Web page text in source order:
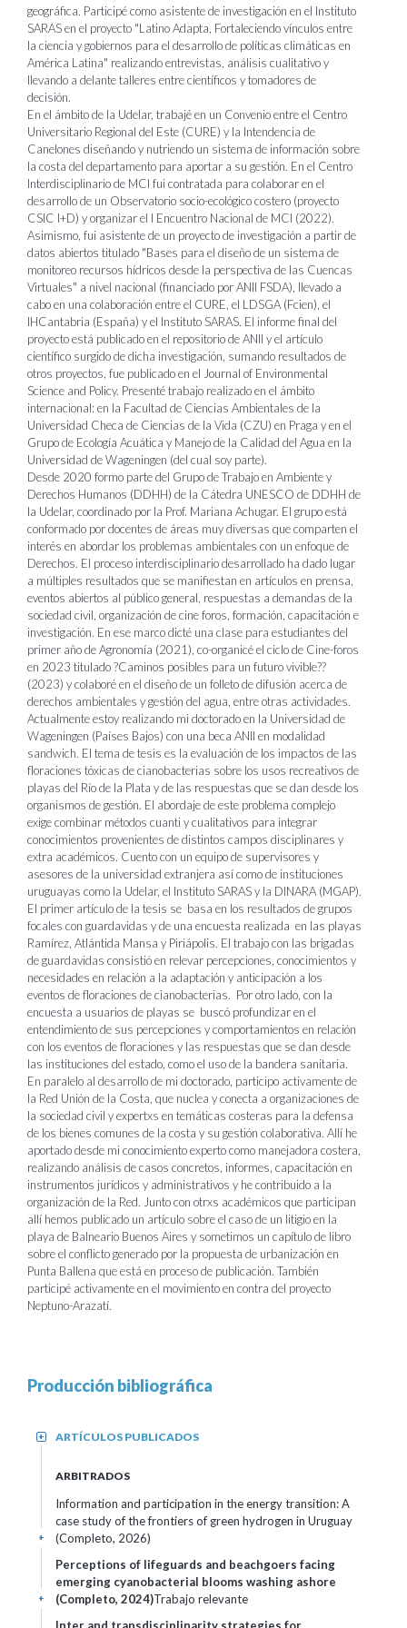
geográfica. Participé como asistente de investigación en el Instituto
SARAS en el proyecto "Latino Adapta, Fortaleciendo vínculos entre
la ciencia y gobiernos para el desarrollo de políticas climáticas en
América Latina" realizando entrevistas, análisis cualitativo y
llevando a delante talleres entre científicos y tomadores de
decisión.
En el ámbito de la Udelar, trabajé en un Convenio entre el Centro
Universitario Regional del Este (CURE) y la Intendencia de
Canelones diseñando y nutriendo un sistema de información sobre
la costa del departamento para aportar a su gestión. En el Centro
Interdisciplinario de MCI fui contratada para colaborar en el
desarrollo de un Observatorio socio-ecológico costero (proyecto
CSIC I+D) y organizar el I Encuentro Nacional de MCI (2022).
Asimismo, fui asistente de un proyecto de investigación a partir de
datos abiertos titulado "Bases para el diseño de un sistema de
monitoreo recursos hídricos desde la perspectiva de las Cuencas
Virtuales" a nivel nacional (financiado por ANII FSDA), llevado a
cabo en una colaboración entre el CURE, el LDSGA (Fcien), el
IHCantabria (España) y el Instituto SARAS. El informe final del
proyecto está publicado en el repositorio de ANII y el artículo
científico surgido de dicha investigación, sumando resultados de
otros proyectos, fue publicado en el Journal of Environmental
Science and Policy. Presenté trabajo realizado en el ámbito
internacional: en la Facultad de Ciencias Ambientales de la
Universidad Checa de Ciencias de la Vida (CZU) en Praga y en el
Grupo de Ecología Acuática y Manejo de la Calidad del Agua en la
Universidad de Wageningen (del cual soy parte).
Desde 2020 formo parte del Grupo de Trabajo en Ambiente y
Derechos Humanos (DDHH) de la Cátedra UNESCO de DDHH de
la Udelar, coordinado por la Prof. Mariana Achugar. El grupo está
conformado por docentes de áreas muy diversas que comparten el
interés en abordar los problemas ambientales con un enfoque de
Derechos. El proceso interdisciplinario desarrollado ha dado lugar
a múltiples resultados que se manifiestan en artículos en prensa,
eventos abiertos al público general, respuestas a demandas de la
sociedad civil, organización de cine foros, formación, capacitación e
investigación. En ese marco dicté una clase para estudiantes del
primer año de Agronomía (2021), co-organicé el ciclo de Cine-foros
en 2023 titulado ?Caminos posibles para un futuro vivible??
(2023) y colaboré en el diseño de un folleto de difusión acerca de
derechos ambientales y gestión del agua, entre otras actividades.
Actualmente estoy realizando mi doctorado en la Universidad de
Wageningen (Países Bajos) con una beca ANII en modalidad
sandwich. El tema de tesis es la evaluación de los impactos de las
floraciones tóxicas de cianobacterias sobre los usos recreativos de
playas del Río de la Plata y de las respuestas que se dan desde los
organismos de gestión. El abordaje de este problema complejo
exige combinar métodos cuanti y cualitativos para integrar
conocimientos provenientes de distintos campos disciplinares y
extra académicos. Cuento con un equipo de supervisores y
asesores de la universidad extranjera así como de instituciones
uruguayas como la Udelar, el Instituto SARAS y la DINARA (MGAP).
El primer artículo de la tesis se basa en los resultados de grupos
focales con guardavidas y de una encuesta realizada en las playas
Ramírez, Atlántida Mansa y Piriápolis. El trabajo con las brigadas
de guardavidas consistió en relevar percepciones, conocimientos y
necesidades en relación a la adaptación y anticipación a los
eventos de floraciones de cianobacterias. Por otro lado, con la
encuesta a usuarios de playas se buscó profundizar en el
entendimiento de sus percepciones y comportamientos en relación
con los eventos de floraciones y las respuestas que se dan desde
las instituciones del estado, como el uso de la bandera sanitaria.
En paralelo al desarrollo de mi doctorado, participo activamente de
la Red Unión de la Costa, que nuclea y conecta a organizaciones de
la sociedad civil y expertxs en temáticas costeras para la defensa
de los bienes comunes de la costa y su gestión colaborativa. Allí he
aportado desde mi conocimiento experto como manejadora costera,
realizando análisis de casos concretos, informes, capacitación en
instrumentos jurídicos y administrativos y he contribuido a la
organización de la Red. Junto con otrxs académicos que participan
allí hemos publicado un artículo sobre el caso de un litigio en la
playa de Balneario Buenos Aires y sometimos un capítulo de libro
sobre el conflicto generado por la propuesta de urbanización en
Punta Ballena que está en proceso de publicación. También
participé activamente en el movimiento en contra del proyecto
Neptuno-Arazatí.
Producción bibliográfica
ARTÍCULOS PUBLICADOS
+
ARBITRADOS
Information and participation in the energy transition: A
case study of the frontiers of green hydrogen in Uruguay
(Completo, 2026)
+
Perceptions of lifeguards and beachgoers facing
emerging cyanobacterial blooms washing ashore
(Completo, 2024)Trabajo relevante
+